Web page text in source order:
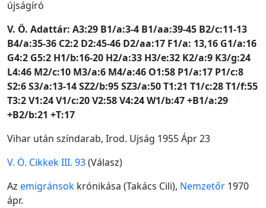
újságíró
V. Ö. Adattár: A3:29 B1/a:3-4 B1/aa:39-45 B2/c:11-13
B4/a:35-36 C2:2 D2:45-46 D2/aa:17 F1/a: 13,16 G1/a:16
G4:2 G5:2 H1/b:16-20 H2/a:33 H3/e:32 K2/a:9 K3/g:24
L4:46 M2/c:10 M3/a:6 M4/a:46 O1:58 P1/a:17 P1/c:8
S2:6 S3/a:13-14 SZ2/b:95 SZ3/a:50 T1:21 T1/c:28 T1/f:55
T3:2 V1:24 V1/c:20 V2:58 V4:24 W1/b:47 +B1/a:29
+B2/b:21 +T:17
Vihar után színdarab, Irod. Ujság 1955 Ápr 23
V. Ö. Cikkek III. 93(Válasz)
Az emigránsok krónikása (Takács Cili), Nemzetőr 1970
ápr.